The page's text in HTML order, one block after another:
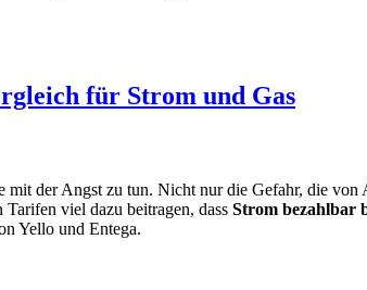
für Strom und Gas
mit der Angst zu tun. Nicht nur die Gefahr, die
viel dazu beitragen, dass Strom bezahlbar
Yello und Entega.